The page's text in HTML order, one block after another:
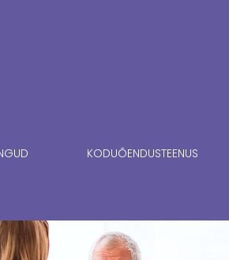
KODUÕENDUSTEENUS